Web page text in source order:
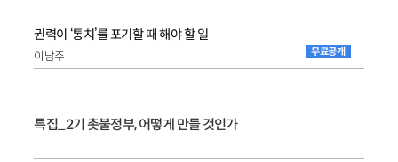
권력이 ‘통치’를 포기할 때 해야 할 일
이남주 무료공개
특집_2기 촛불정부, 어떻게 만들 것인가